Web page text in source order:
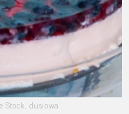
Stock, dusiowa